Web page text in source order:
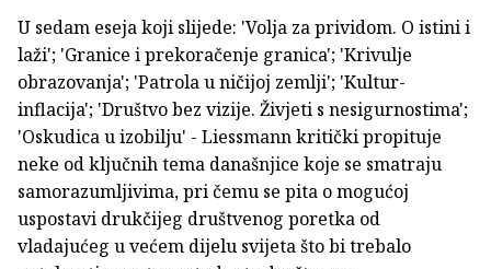
U sedam eseja koji slijede: 'Volja za prividom. O istini i
laži'; 'Granice i prekoračenje granica'; 'Krivulje
obrazovanja'; 'Patrola u ničijoj zemlji'; 'Kultur-
inflacija'; 'Društvo bez vizije. Živjeti s nesigurnostima';
'Oskudica u izobilju' - Liessmann kritički propituje
neke od ključnih tema današnjice koje se smatraju
samorazumljivima, pri čemu se pita o mogućoj
uspostavi drukčijeg društvenog poretka od
vladajućeg u većem dijelu svijeta što bi trebalo